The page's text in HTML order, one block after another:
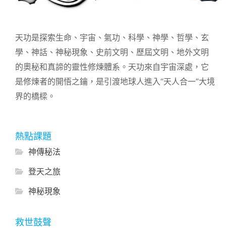
天功是探索生命、宇宙、氣功、科學、神學、哲學、玄
學、神話、神秘現象、史前文明、歷屆文明、地外文明
的奧秘和真諦的靈性修煉體系。天功來自宇宙深處，它
是修煉者的開悟之鑰，是引渡地球人進入“天人合一”大境
界的橋樑。
熱點課題
神傳秘法
登天之旅
神秘現象
救世鼓聲